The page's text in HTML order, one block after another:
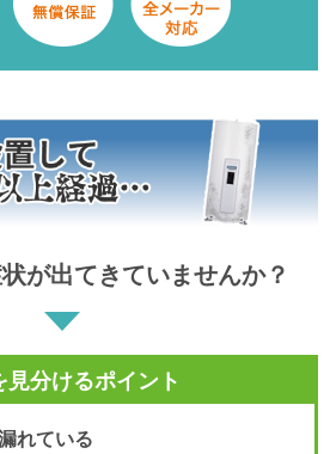
が出てきていませんか？
見分けるポイント
れている